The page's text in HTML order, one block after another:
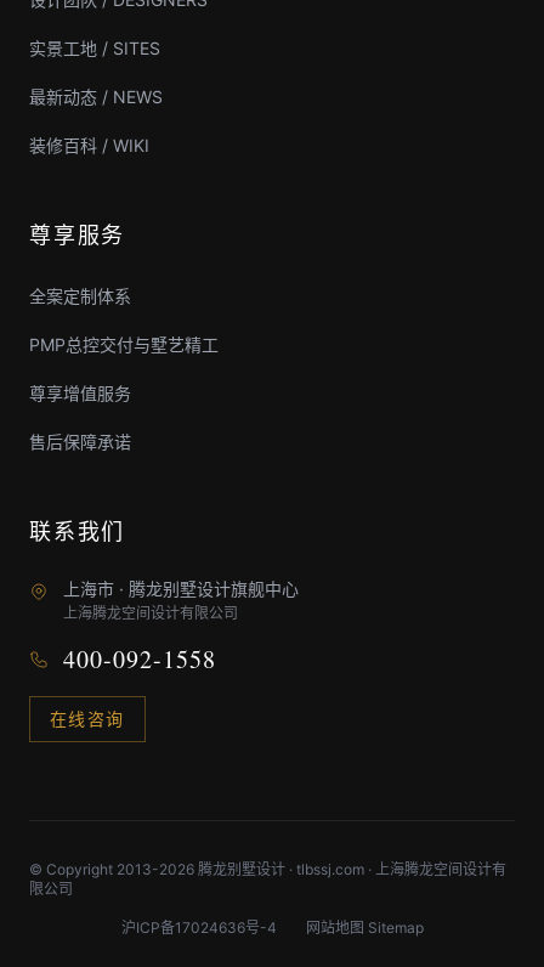
实景工地 / SITES
最新动态 / NEWS
装修百科 / WIKI
尊享服务
全案定制体系
PMP总控交付与墅艺精工
尊享增值服务
售后保障承诺
联系我们
上海市 · 腾龙别墅设计旗舰中心
上海腾龙空间设计有限公司
400-092-1558
在线咨询
© Copyright 2013-2026 腾龙别墅设计 · tlbssj.com · 上海腾龙空间设计有
限公司
沪ICP备17024636号-4 网站地图 Sitemap